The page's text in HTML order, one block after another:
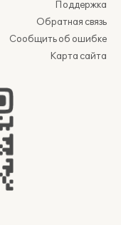
Поддержка
Обратная связь
Сообщить об ошибке
Карта сайта